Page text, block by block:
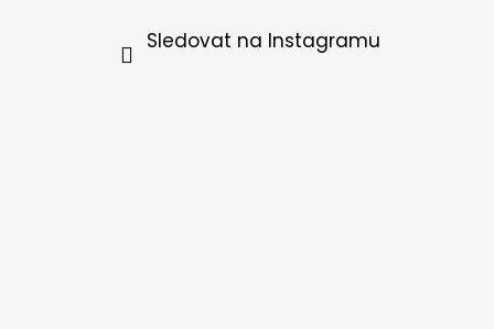
Sledovat na Instagramu